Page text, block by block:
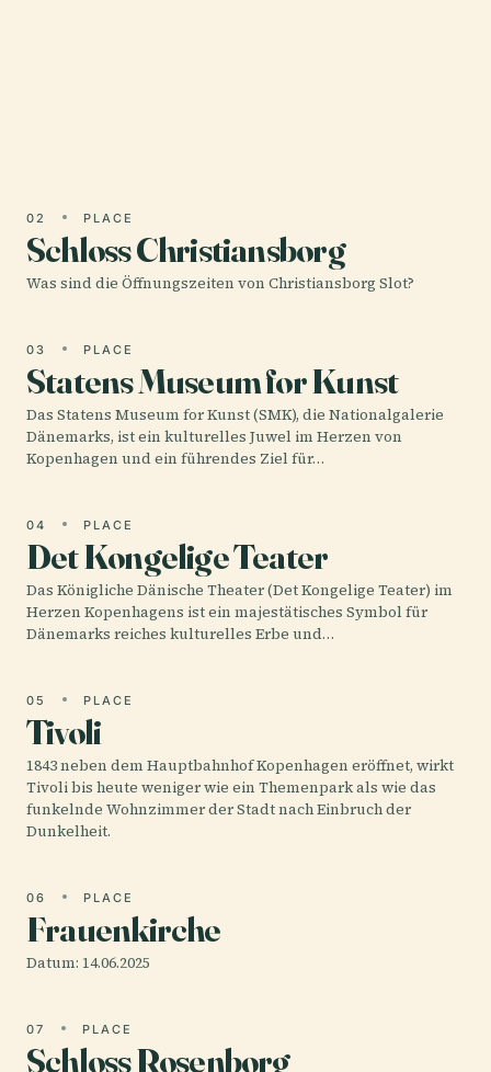
02 PLACE
Schloss Christiansborg
Was sind die Öffnungszeiten von Christiansborg Slot?
03 PLACE
Statens Museum for Kunst
Das Statens Museum for Kunst (SMK), die Nationalgalerie
Dänemarks, ist ein kulturelles Juwel im Herzen von
Kopenhagen und ein führendes Ziel für…
04 PLACE
Det Kongelige Teater
Das Königliche Dänische Theater (Det Kongelige Teater) im
Herzen Kopenhagens ist ein majestätisches Symbol für
Dänemarks reiches kulturelles Erbe und…
05 PLACE
Tivoli
1843 neben dem Hauptbahnhof Kopenhagen eröffnet, wirkt
Tivoli bis heute weniger wie ein Themenpark als wie das
funkelnde Wohnzimmer der Stadt nach Einbruch der
Dunkelheit.
06 PLACE
Frauenkirche
Datum: 14.06.2025
07 PLACE
Schloss Rosenborg